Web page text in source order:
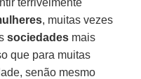
, muitas vezes
sociedades mais
que para muitas
senão mesmo